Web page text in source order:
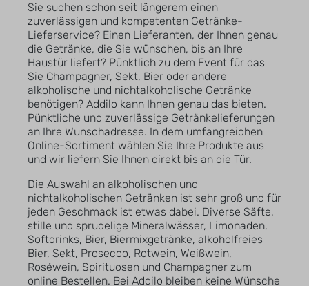
Sie suchen schon seit längerem einen
zuverlässigen und kompetenten Getränke-
Lieferservice? Einen Lieferanten, der Ihnen genau
die Getränke, die Sie wünschen, bis an Ihre
Haustür liefert? Pünktlich zu dem Event für das
Sie Champagner, Sekt, Bier oder andere
alkoholische und nichtalkoholische Getränke
benötigen? Addilo kann Ihnen genau das bieten.
Pünktliche und zuverlässige Getränkelieferungen
an Ihre Wunschadresse. In dem umfangreichen
Online-Sortiment wählen Sie Ihre Produkte aus
und wir liefern Sie Ihnen direkt bis an die Tür.
Die Auswahl an alkoholischen und
nichtalkoholischen Getränken ist sehr groß und für
jeden Geschmack ist etwas dabei. Diverse Säfte,
stille und sprudelige Mineralwässer, Limonaden,
Softdrinks, Bier, Biermixgetränke, alkoholfreies
Bier, Sekt, Prosecco, Rotwein, Weißwein,
Roséwein, Spirituosen und Champagner zum
online Bestellen. Bei Addilo bleiben keine Wünsche